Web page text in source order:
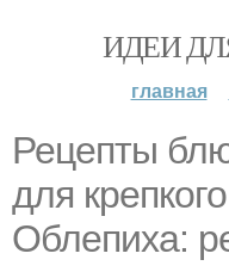
ИДЕИ
главная
Рецепты
для
Облепиха: